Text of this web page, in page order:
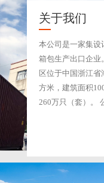
关于我们
本公司是一家集设
箱包生产出口企业
区位于中国浙江
方米，建筑面积
260万只（套）。